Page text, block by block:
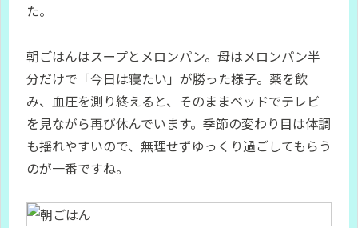
た。
朝ごはんはスープとメロンパン。母はメロンパン半
分だけで「今日は寝たい」が勝った様子。薬を飲
み、血圧を測り終えると、そのままベッドでテレビ
を見ながら再び休んでいます。季節の変わり目は体調
も揺れやすいので、無理せずゆっくり過ごしてもらう
のが一番ですね。